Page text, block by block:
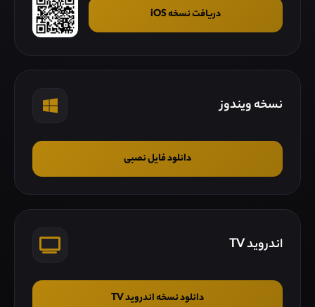
دریافت نسخه iOS
نسخه ویندوز
دانلود فایل نصبی
اندروید TV
دانلود نسخه اندروید TV